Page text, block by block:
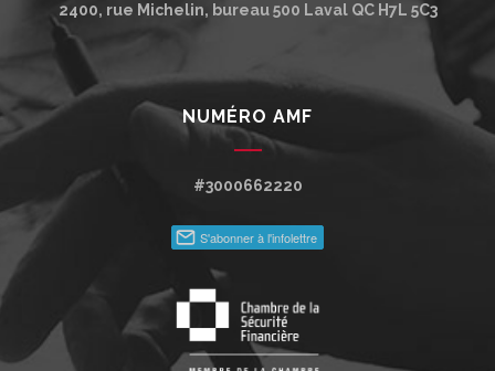
2400, rue Michelin, bureau 500 Laval QC H7L 5C3
NUMÉRO AMF
#3000662220